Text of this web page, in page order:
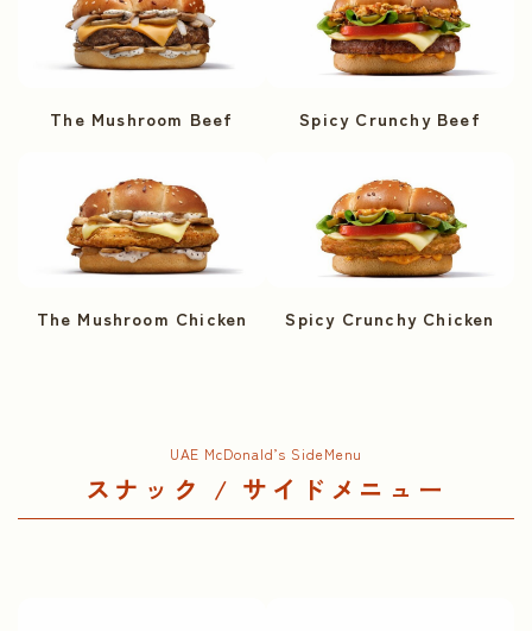
The Mushroom Beef
The Mushroom Chicken
Spicy Crunchy Beef
Spicy Crunchy Chicken
UAE McDonald’s SideMenu
スナック / サイドメニュー